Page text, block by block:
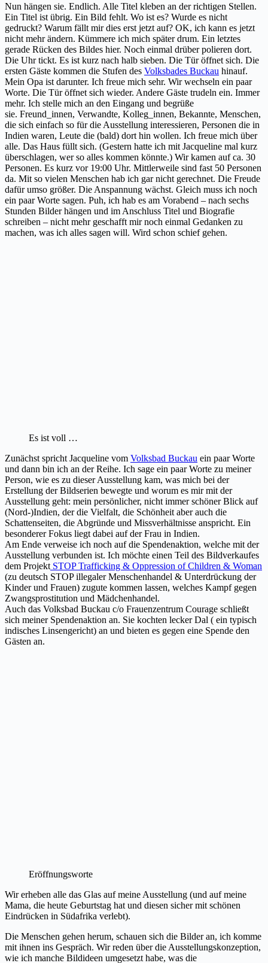
Nun hängen sie. Endlich. Alle Titel kleben an der richtigen Stellen.
Ein Titel ist übrig. Ein Bild fehlt. Wo ist es? Wurde es nicht
gedruckt? Warum fällt mir dies erst jetzt auf? OK, ich kann es jetzt
nicht mehr ändern. Kümmere ich mich später drum. Ein letztes
gerade Rücken des Bildes hier. Noch einmal drüber polieren dort.
Die Uhr tickt. Es ist kurz nach halb sieben. Die Tür öffnet sich. Die
ersten Gäste kommen die Stufen des Volksbades Buckau hinauf.
Mein Opa ist darunter. Ich freue mich sehr. Wir wechseln ein paar
Worte. Die Tür öffnet sich wieder. Andere Gäste trudeln ein. Immer
mehr. Ich stelle mich an den Eingang und begrüße
sie. Freund_innen, Verwandte, Kolleg_innen, Bekannte, Menschen,
die sich einfach so für die Ausstellung interessieren, Personen die in
Indien waren, Leute die (bald) dort hin wollen. Ich freue mich über
alle. Das Haus füllt sich. (Gestern hatte ich mit Jacqueline mal kurz
überschlagen, wer so alles kommen könnte.) Wir kamen auf ca. 30
Personen. Es kurz vor 19:00 Uhr. Mittlerweile sind fast 50 Personen
da. Mit so vielen Menschen hab ich gar nicht gerechnet. Die Freude
dafür umso größer. Die Anspannung wächst. Gleich muss ich noch
ein paar Worte sagen. Puh, ich hab es am Vorabend – nach sechs
Stunden Bilder hängen und im Anschluss Titel und Biografie
schreiben – nicht mehr geschafft mir noch einmal Gedanken zu
machen, was ich alles sagen will. Wird schon schief gehen.
Es ist voll …
Zunächst spricht Jacqueline vom Volksbad Buckau ein paar Worte
und dann bin ich an der Reihe. Ich sage ein paar Worte zu meiner
Person, wie es zu dieser Ausstellung kam, was mich bei der
Erstellung der Bildserien bewegte und worum es mir mit der
Ausstellung geht: mein persönlicher, nicht immer schöner Blick auf
(Nord-)Indien, der die Vielfalt, die Schönheit aber auch die
Schattenseiten, die Abgründe und Missverhältnisse anspricht. Ein
besonderer Fokus liegt dabei auf der Frau in Indien.
Am Ende verweise ich noch auf die Spendenaktion, welche mit der
Ausstellung verbunden ist. Ich möchte einen Teil des Bildverkaufes
dem Projekt STOP Trafficking & Oppression of Children & Woman
(zu deutsch STOP illegaler Menschenhandel & Unterdrückung der
Kinder und Frauen) zugute kommen lassen, welches Kampf gegen
Zwangsprostitution und Mädchenhandel.
Auch das Volksbad Buckau c/o Frauenzentrum Courage schließt
sich meiner Spendenaktion an. Sie kochten lecker Dal ( ein typisch
indisches Linsengericht) an und bieten es gegen eine Spende den
Gästen an.
Eröffnungsworte
Wir erheben alle das Glas auf meine Ausstellung (und auf meine
Mama, die heute Geburtstag hat und diesen sicher mit schönen
Eindrücken in Südafrika verlebt).
Die Menschen gehen herum, schauen sich die Bilder an, ich komme
mit ihnen ins Gespräch. Wir reden über die Ausstellungskonzeption,
wie ich manche Bildideen umgesetzt habe, was die